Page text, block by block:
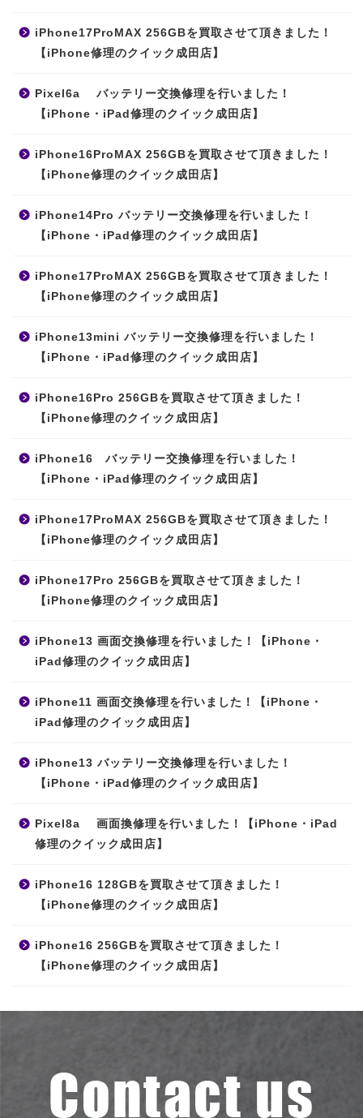
iPhone17ProMAX 256GBを買取させて頂きました！
【iPhone修理のクイック成田店】
Pixel6a バッテリー交換修理を行いました！
【iPhone・iPad修理のクイック成田店】
iPhone16ProMAX 256GBを買取させて頂きました！
【iPhone修理のクイック成田店】
iPhone14Pro バッテリー交換修理を行いました！
【iPhone・iPad修理のクイック成田店】
iPhone17ProMAX 256GBを買取させて頂きました！
【iPhone修理のクイック成田店】
iPhone13mini バッテリー交換修理を行いました！
【iPhone・iPad修理のクイック成田店】
iPhone16Pro 256GBを買取させて頂きました！
【iPhone修理のクイック成田店】
iPhone16 バッテリー交換修理を行いました！
【iPhone・iPad修理のクイック成田店】
iPhone17ProMAX 256GBを買取させて頂きました！
【iPhone修理のクイック成田店】
iPhone17Pro 256GBを買取させて頂きました！
【iPhone修理のクイック成田店】
iPhone13 画面交換修理を行いました！【iPhone・
iPad修理のクイック成田店】
iPhone11 画面交換修理を行いました！【iPhone・
iPad修理のクイック成田店】
iPhone13 バッテリー交換修理を行いました！
【iPhone・iPad修理のクイック成田店】
Pixel8a 画面換修理を行いました！【iPhone・iPad
修理のクイック成田店】
iPhone16 128GBを買取させて頂きました！
【iPhone修理のクイック成田店】
iPhone16 256GBを買取させて頂きました！
【iPhone修理のクイック成田店】